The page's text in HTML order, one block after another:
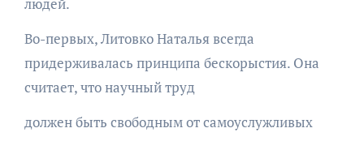
Во-первых, Литовко Наталья всегда
придерживалась принципа бескорыстия. Она
считает, что научный труд
должен быть свободным от самоуслужливых